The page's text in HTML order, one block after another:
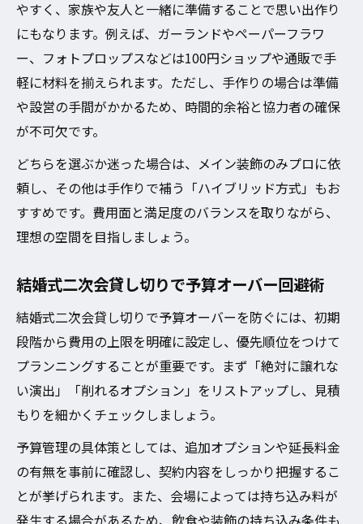
やすく、家族や友人と一緒に準備することで思い出作り
にもなります。例えば、ガーランドやペーパーフラワ
ー、フォトプロップスなどは100円ショップや通販で手
軽に材料を揃えられます。ただし、手作りの場合は準備
や設営の手間がかかるため、時間的余裕と協力者の確保
が不可欠です。
どちらを選ぶか迷った場合は、メイン装飾のみプロに依
頼し、その他は手作りで補う「ハイブリッド方式」もお
すすめです。費用面と満足度のバランスを取りながら、
理想の空間を目指しましょう。
結婚式二次会貸し切りで予算オーバー回避術
結婚式二次会貸し切りで予算オーバーを防ぐには、初期
段階から費用の上限を明確に設定し、優先順位をつけて
プランニングすることが重要です。まず「絶対に譲れな
い演出」「削れるオプション」をリストアップし、見積
もりを細かくチェックしましょう。
予算管理の具体策としては、追加オプションや延長料金
の有無を事前に確認し、契約内容をしっかり把握するこ
とが挙げられます。また、会場によっては持ち込み料が
発生する場合があるため、飲食や装飾の持ち込み条件も